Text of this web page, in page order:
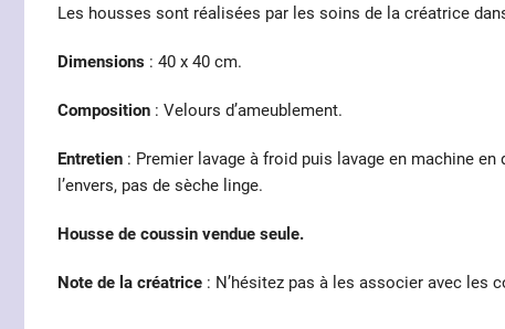
Les housses sont réalisées par les soins de la créatrice
Dimensions : 40 x 40 cm.
Composition : Velours d’ameublement.
Entretien : Premier lavage à froid puis lavage en machine en
l’envers, pas de sèche linge.
Housse de coussin vendue seule.
Note de la créatrice : N’hésitez pas à les associer avec les